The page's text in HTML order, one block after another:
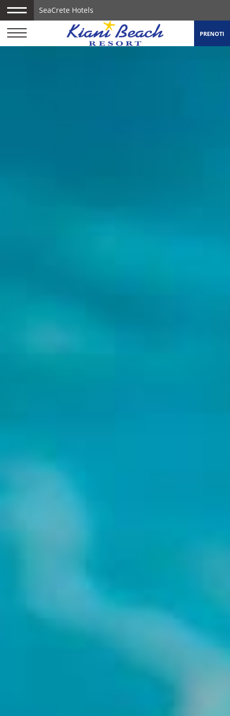
SeaCrete Hotels
PRENOTI